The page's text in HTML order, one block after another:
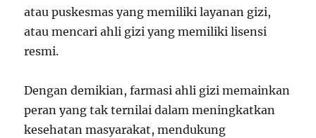
atau puskesmas yang memiliki layanan gizi,
atau mencari ahli gizi yang memiliki lisensi
resmi.
Dengan demikian, farmasi ahli gizi memainkan
peran yang tak ternilai dalam meningkatkan
kesehatan masyarakat, mendukung